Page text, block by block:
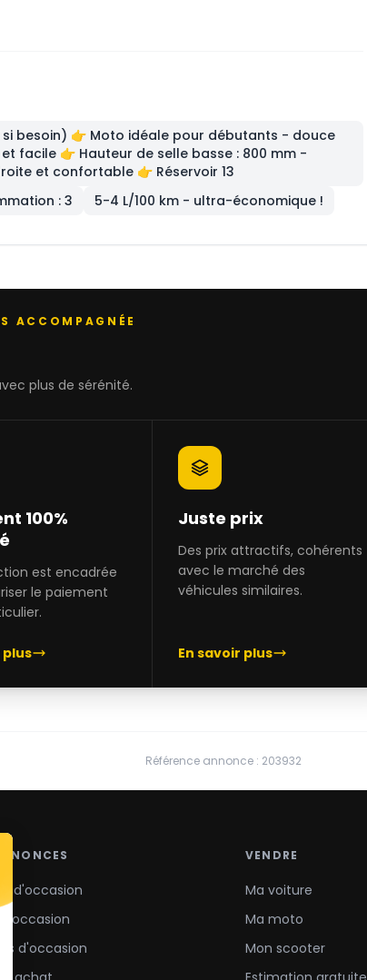
besoin) 👉 Moto idéale pour débutants - douce
facile 👉 Hauteur de selle basse : 800 mm -
et confortable 👉 Réservoir 13
: 3
5-4 L/100 km - ultra-économique !
ACCOMPAGNÉE
plus de sérénité.
100%
est encadrée
le paiement
plus
Juste prix
Des prix attractifs, cohérents
avec le marché des
véhicules similaires.
En savoir plus
Référence annonce : 203932
d'occasion
d'occasion
d'occasion
VENDRE
Ma voiture
Ma moto
Mon scooter